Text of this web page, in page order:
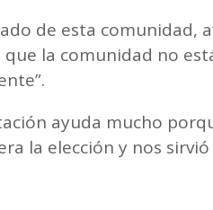
de esta comunidad,
la comunidad no
ayuda mucho
la elección y nos